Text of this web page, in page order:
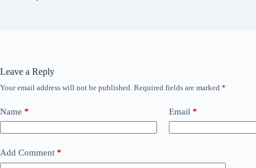
Leave a Reply
Your email address will not be published. Required fields are marked *
Name * Email *
Add Comment *